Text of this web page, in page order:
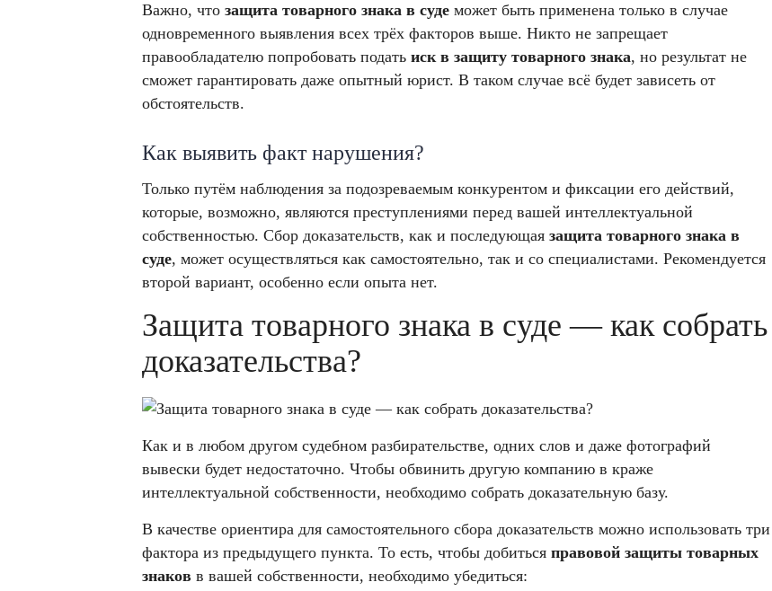
Важно, чтозащита товарного знака в суде может быть применена только в случае
одновременного выявления всех трёх факторов выше. Никто не запрещает
правообладателю попробовать податьиск в защиту товарного знака, но результат не
сможет гарантировать даже опытный юрист. В таком случае всё будет зависеть от
обстоятельств.
Как выявить факт нарушения?
Только путём наблюдения за подозреваемым конкурентом и фиксации его действий,
которые, возможно, являются преступлениями перед вашей интеллектуальной
собственностью. Сбор доказательств, как и последующаязащита товарного знака в
суде, может осуществляться как самостоятельно, так и со специалистами. Рекомендуется
второй вариант, особенно если опыта нет.
Защита товарного знака в суде — как собрать
доказательства?
Как и в любом другом судебном разбирательстве, одних слов и даже фотографий
вывески будет недостаточно. Чтобы обвинить другую компанию в краже
интеллектуальной собственности, необходимо собрать доказательную базу.
В качестве ориентира для самостоятельного сбора доказательств можно использовать три
фактора из предыдущего пункта. То есть, чтобы добитьсяправовой защиты товарных
знаков в вашей собственности, необходимо убедиться: